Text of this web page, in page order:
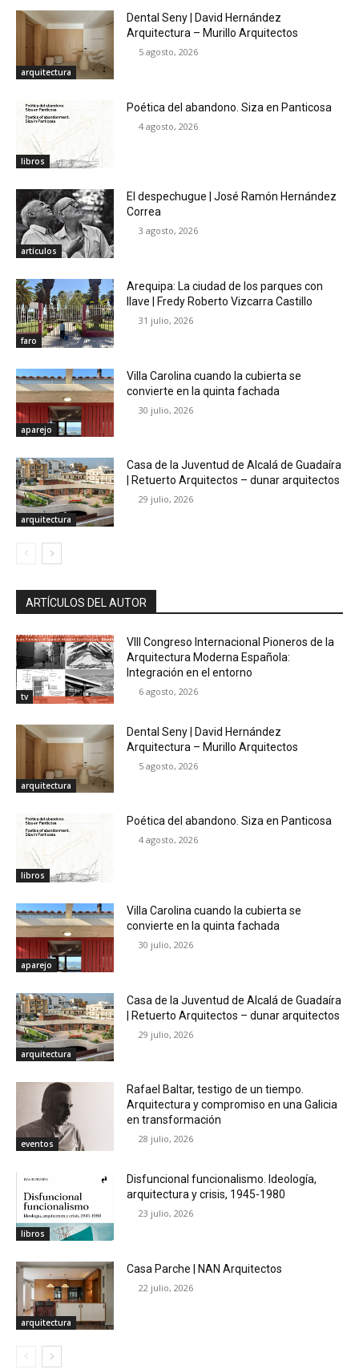
arquitectura
Dental Seny | David Hernández
Arquitectura – Murillo Arquitectos
5 agosto, 2026
libros
Poética del abandono. Siza en Panticosa
4 agosto, 2026
artículos
El despechugue | José Ramón Hernández
Correa
3 agosto, 2026
faro
Arequipa: La ciudad de los parques con
llave | Fredy Roberto Vizcarra Castillo
31 julio, 2026
aparejo
Villa Carolina cuando la cubierta se
convierte en la quinta fachada
30 julio, 2026
arquitectura
Casa de la Juventud de Alcalá de Guadaíra
| Retuerto Arquitectos – dunar arquitectos
29 julio, 2026
ARTÍCULOS DEL AUTOR
tv
VIII Congreso Internacional Pioneros de la
Arquitectura Moderna Española:
Integración en el entorno
6 agosto, 2026
arquitectura
Dental Seny | David Hernández
Arquitectura – Murillo Arquitectos
5 agosto, 2026
libros
Poética del abandono. Siza en Panticosa
4 agosto, 2026
aparejo
Villa Carolina cuando la cubierta se
convierte en la quinta fachada
30 julio, 2026
arquitectura
Casa de la Juventud de Alcalá de Guadaíra
| Retuerto Arquitectos – dunar arquitectos
29 julio, 2026
eventos
Rafael Baltar, testigo de un tiempo.
Arquitectura y compromiso en una Galicia
en transformación
28 julio, 2026
libros
Disfuncional funcionalismo. Ideología,
arquitectura y crisis, 1945-1980
23 julio, 2026
arquitectura
Casa Parche | NAN Arquitectos
22 julio, 2026